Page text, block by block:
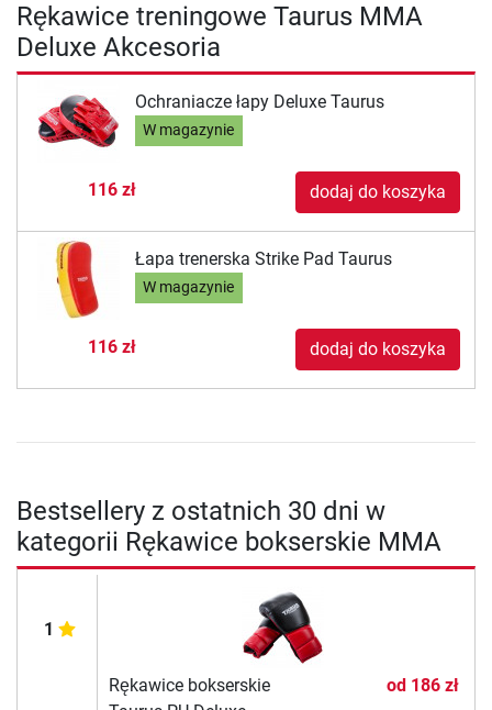
Rękawice treningowe Taurus MMA
Deluxe Akcesoria
Ochraniacze łapy Deluxe Taurus
W magazynie
116 zł dodaj do koszyka
Łapa trenerska Strike Pad Taurus
W magazynie
116 zł dodaj do koszyka
Bestsellery z ostatnich 30 dni w
kategorii Rękawice bokserskie MMA
1
Rękawice bokserskie
od 186 zł